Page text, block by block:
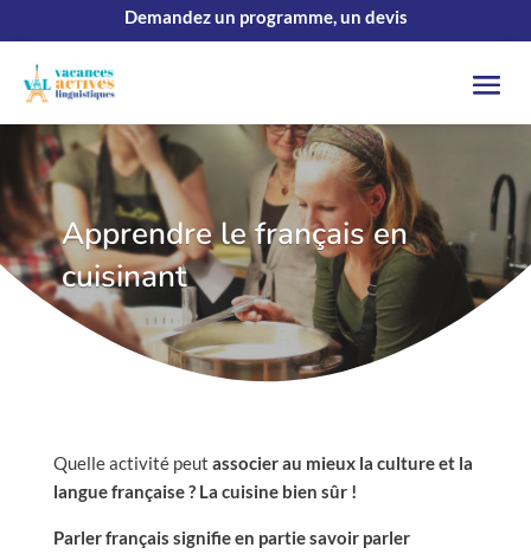
Demandez un programme, un devis
Apprendre le français en
cuisinant
Quelle activité peut associer au mieux la culture et la
langue française ? La cuisine bien sûr !
Parler français signifie en partie savoir parler